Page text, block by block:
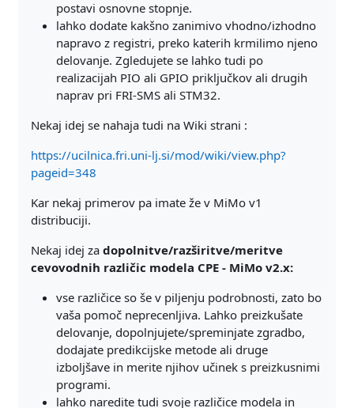
postavi osnovne stopnje.
lahko dodate kakšno zanimivo vhodno/izhodno
napravo z registri, preko katerih krmilimo njeno
delovanje. Zgledujete se lahko tudi po
realizacijah PIO ali GPIO priključkov ali drugih
naprav pri FRI-SMS ali STM32.
Nekaj idej se nahaja tudi na Wiki strani :
https://ucilnica.fri.uni-lj.si/mod/wiki/view.php?
pageid=348
Kar nekaj primerov pa imate že v MiMo v1
distribuciji.
Nekaj idej za dopolnitve/razširitve/meritve
cevovodnih različic modela CPE - MiMo v2.x:
vse različice so še v piljenju podrobnosti, zato bo
vaša pomoč neprecenljiva. Lahko preizkušate
delovanje, dopolnjujete/spreminjate zgradbo,
dodajate predikcijske metode ali druge
izboljšave in merite njihov učinek s preizkusnimi
programi.
lahko naredite tudi svoje različice modela in